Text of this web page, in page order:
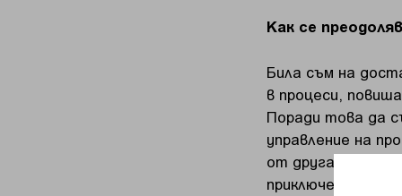
Как се
Била съм на
в процеси,
Поради това да
управление на
от друга страна,
приключения.